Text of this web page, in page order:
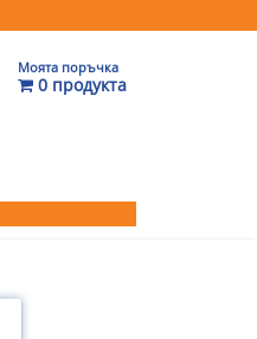
Моята поръчка
0 продукта